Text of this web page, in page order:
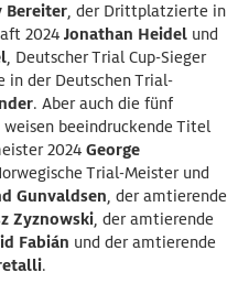
Bereiter, der Drittplatzierte in
2024 Jonathan Heidel und
, Deutscher Trial Cup-Sieger
in der Deutschen Trial-
. Aber auch die fünf
beeindruckende Titel
2024 George
Trial-Meister und
Gunvaldsen, der amtierende
Zyznowski, der amtierende
Fabián und der amtierende
.